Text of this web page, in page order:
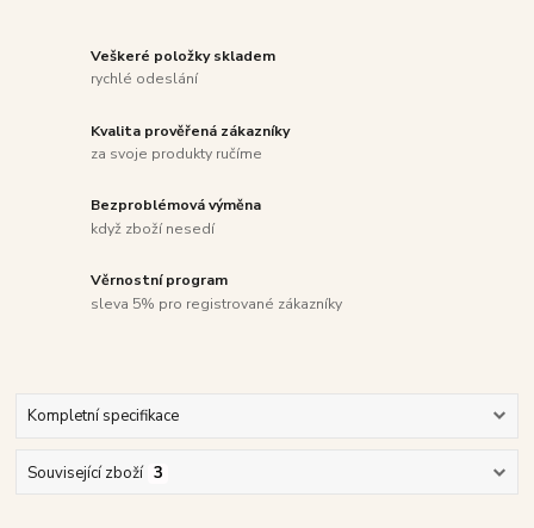
Veškeré položky skladem
rychlé odeslání
Kvalita prověřená zákazníky
za svoje produkty ručíme
Bezproblémová výměna
když zboží nesedí
Věrnostní program
sleva 5% pro registrované zákazníky
Kompletní specifikace
Související zboží 3